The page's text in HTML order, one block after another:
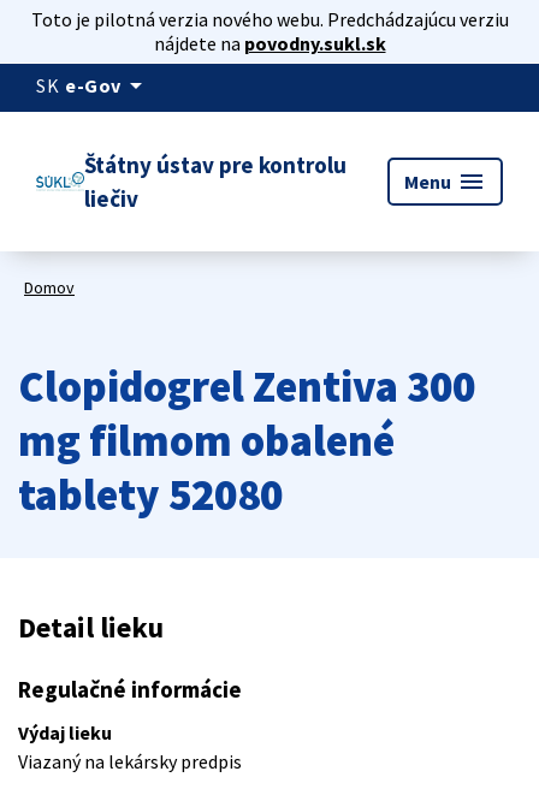
Toto je pilotná verzia nového webu. Predchádzajúcu verziu
nájdete na povodny.sukl.sk
SK e-Gov arrow_drop_down
Štátny ústav pre kontrolu
liečiv
Menu menu
Domov
Clopidogrel Zentiva 300
mg filmom obalené
tablety 52080
Detail lieku
Regulačné informácie
Výdaj lieku
Viazaný na lekársky predpis